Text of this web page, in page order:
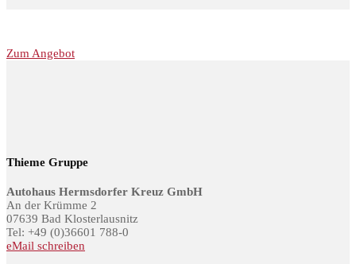
Zum Angebot
Thieme Gruppe
Autohaus Hermsdorfer Kreuz GmbH
An der Krümme 2
07639 Bad Klosterlausnitz
Tel: +49 (0)36601 788-0
eMail schreiben